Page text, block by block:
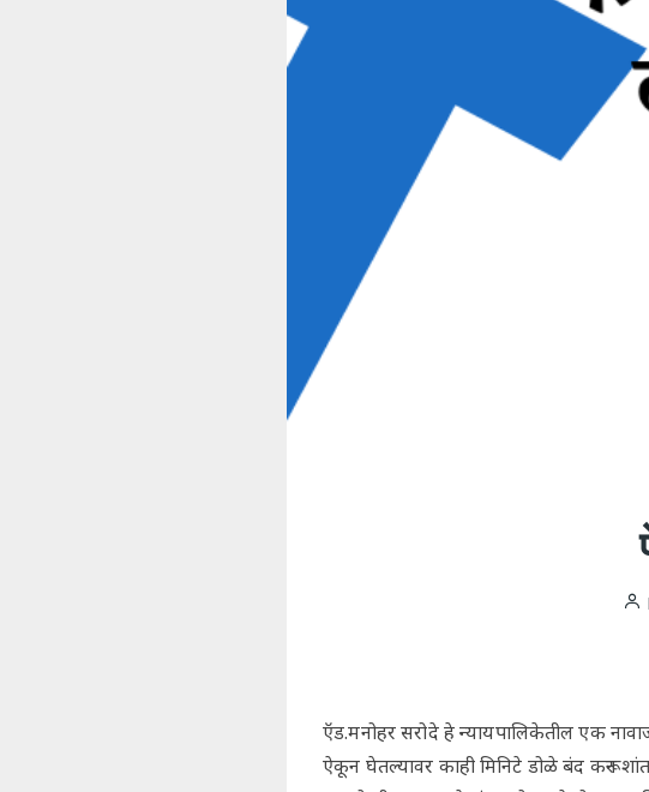
ऍड.मनोहर सरोदे हे न्यायपालिकेतील एक
ऐकून घेतल्यावर काही मिनिटे डोळे बंद करून